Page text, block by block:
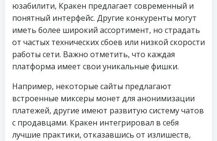
юзабилити, Кракен предлагает современный и
понятный интерфейс. Другие конкуренты могут
иметь более широкий ассортимент, но страдать
от частых технических сбоев или низкой скорости
работы сети. Важно отметить, что каждая
платформа имеет свои уникальные фишки.
Например, некоторые сайты предлагают
встроенные миксеры монет для анонимизации
платежей, другие имеют развитую систему чатов
с продавцами. Кракен интегрировал в себя
лучшие практики, отказавшись от излишеств,